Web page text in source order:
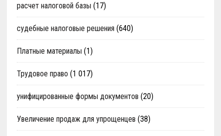
расчет налоговой базы (17)
судебные налоговые решения (640)
Платные материалы (1)
Трудовое право (1 017)
унифицированные формы документов (20)
Увеличение продаж для упрощенцев (38)